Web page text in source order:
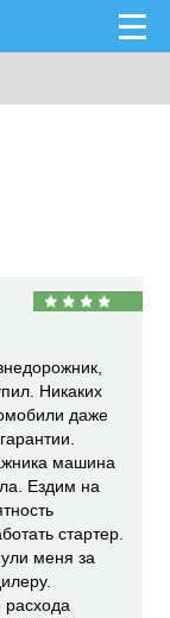
Никаких
даже
машина
Ездим на
стартер.
меня за